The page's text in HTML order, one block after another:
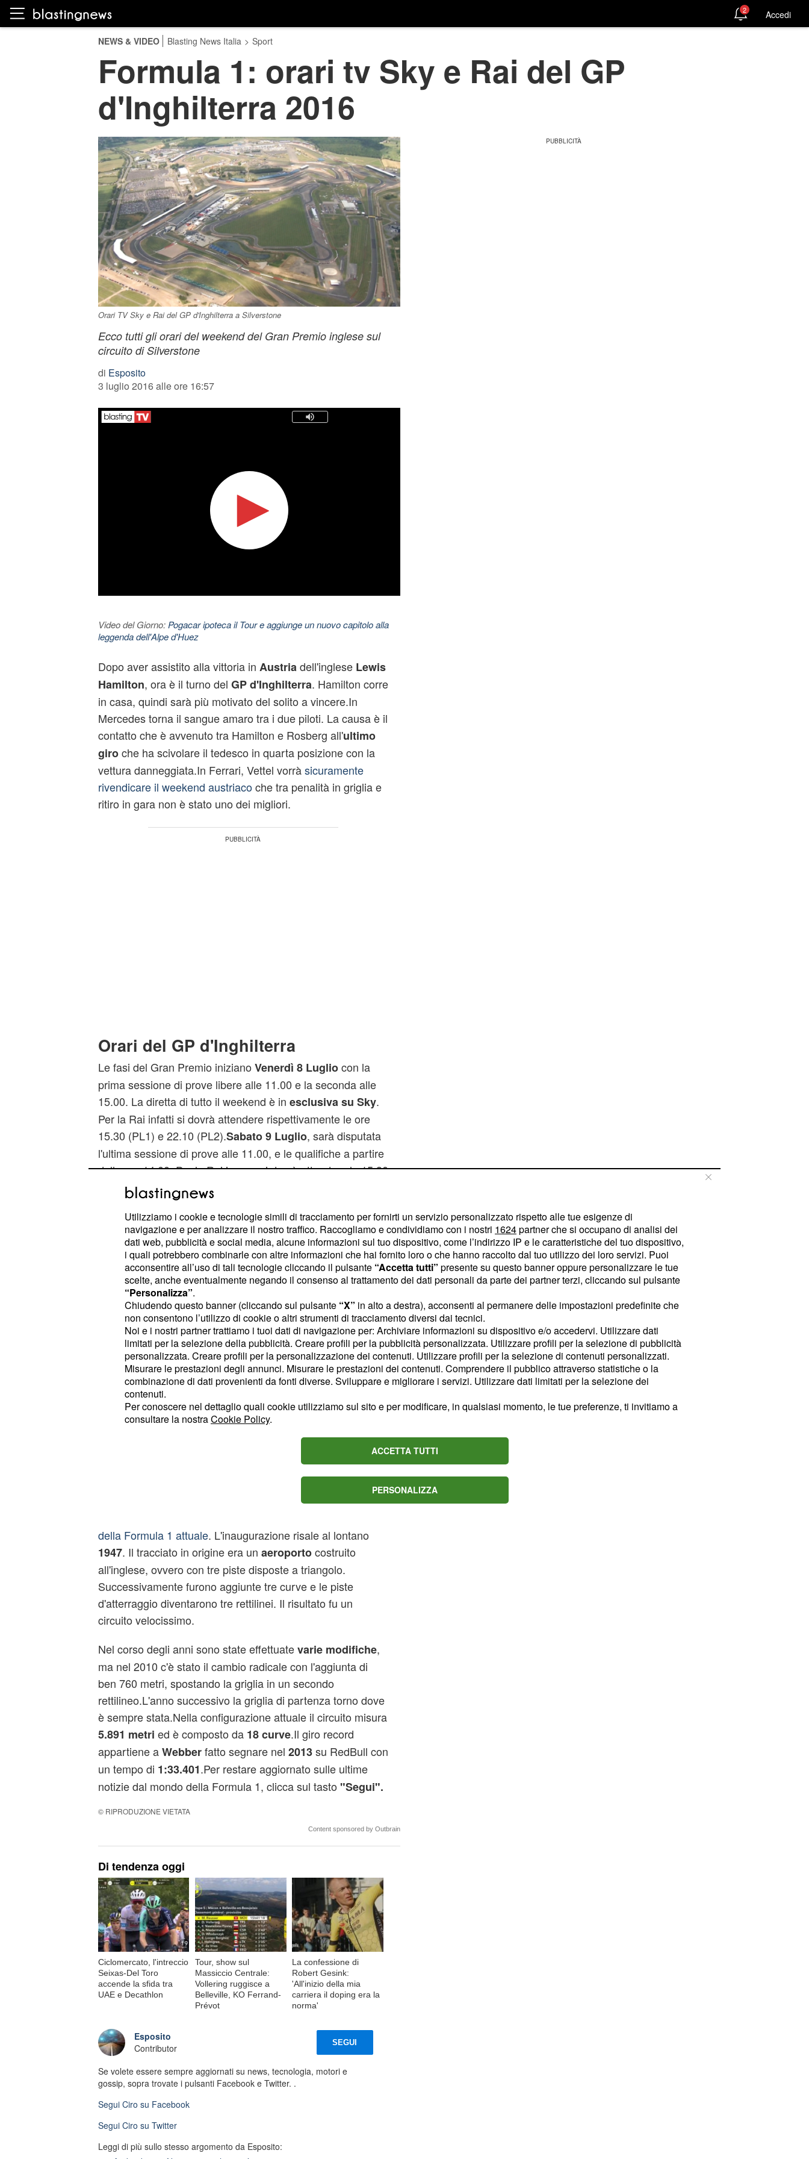
2 Accedi
NEWS & VIDEO Blasting News Italia > Sport
Formula 1: orari tv Sky e Rai del GP
d'Inghilterra 2016
Orari TV Sky e Rai del GP d'Inghilterra a Silverstone
Ecco tutti gli orari del weekend del Gran Premio inglese sul
circuito di Silverstone
di Esposito
3 luglio 2016 alle ore 16:57
Video del Giorno: Pogacar ipoteca il Tour e aggiunge un nuovo capitolo alla
leggenda dell'Alpe d'Huez
Dopo aver assistito alla vittoria in Austria dell'inglese Lewis
Hamilton, ora è il turno del GP d'Inghilterra. Hamilton corre
in casa, quindi sarà più motivato del solito a vincere.In
Mercedes torna il sangue amaro tra i due piloti. La causa è il
contatto che è avvenuto tra Hamilton e Rosberg all'ultimo
giroche ha scivolare il tedesco in quarta posizione con la
vettura danneggiata.In Ferrari, Vettel vorràsicuramente
rivendicare il weekend austriacoche tra penalità in griglia e
ritiro in gara non è stato uno dei migliori.
Orari del GP d'Inghilterra
Le fasi del Gran Premio iniziano Venerdì 8 Lugliocon la
prima sessione di prove libere alle 11.00 e la seconda alle
15.00. La diretta di tutto il weekend è in esclusiva su Sky.
Per la Rai infatti si dovrà attendere rispettivamente le ore
15.30 (PL1) e 22.10 (PL2).Sabato 9 Luglio, sarà disputata
l'ultima sessione di prove alle 11.00, e le qualifiche a partire
dalle ore 14.00. Per la Rai invece si dovrà attendere le 15.30
(PL3 su Rai Sport 2) e 18.15 (qualifiche su Rai 2).Lo
spegnimento dei semafori avverrà
14.00 in esclusiva su Sky Sport F1 e alle 18.40 si Rai 2.
Inoltre si possono seguire le fasi del GP sul sito della Rai in
streaming rispettando gli orari della TV in chiaro.
della Formula 1 attuale. L'inaugurazione risale al lontano
1947. Il tracciato in origine era un aeroportocostruito
all'inglese, ovvero con tre piste disposte a triangolo.
Successivamente furono aggiunte tre curve e le piste
d'atterraggio diventarono tre rettilinei. Il risultato fu un
circuito velocissimo.
Nel corso degli anni sono state effettuatevarie modifiche,
ma nel 2010 c'è stato il cambio radicale con l'aggiunta di
ben 760 metri, spostando la griglia in un secondo
rettilineo.L'anno successivo la griglia di partenza torno dove
è sempre stata.Nella configurazione attuale il circuito misura
5.891 metri ed è composto da 18 curve.Il giro record
appartiene aWebberfatto segnare nel 2013su RedBull con
un tempo di 1:33.401.Per restare aggiornato sulle ultime
notizie dal mondo della Formula 1, clicca sul tasto "Segui".
© RIPRODUZIONE VIETATA
Content sponsored by Outbrain
Di tendenza oggi
Ciclomercato, l'intreccio
Seixas-Del Toro
accende la sfida tra
UAE e Decathlon
Tour, show sul
Massiccio Centrale:
Vollering ruggisce a
Belleville, KO Ferrand-
Prévot
La confessione di
Robert Gesink:
'All'inizio della mia
carriera il doping era la
norma'
Esposito
Contributor
SEGUI
Se volete essere sempre aggiornati su news, tecnologia, motori e
gossip, sopra trovate i pulsanti Facebook e Twitter. .
Segui Ciro su Facebook
Segui Ciro su Twitter
Leggi di più sullo stesso argomento da Esposito:
Utilizziamo i cookie e tecnologie simili di tracciamento per fornirti un servizio personalizzato rispetto alle tue esigenze di
navigazione e per analizzare il nostro traffico. Raccogliamo e condividiamo con i nostri 1624partner che si occupano di analisi dei
dati web, pubblicità e social media, alcune informazioni sul tuo dispositivo, come l’indirizzo IP e le caratteristiche del tuo dispositivo,
i quali potrebbero combinarle con altre informazioni che hai fornito loro o che hanno raccolto dal tuo utilizzo dei loro servizi. Puoi
acconsentire all’uso di tali tecnologie cliccando il pulsante “Accetta tutti” presente su questo banner oppure personalizzare le tue
scelte, anche eventualmente negando il consenso al trattamento dei dati personali da parte dei partner terzi, cliccando sul pulsante
“Personalizza”.
Chiudendo questo banner (cliccando sul pulsante “X” in alto a destra), acconsenti al permanere delle impostazioni predefinite che
non consentono l’utilizzo di cookie o altri strumenti di tracciamento diversi dai tecnici.
Noi e i nostri partner trattiamo i tuoi dati di navigazione per: Archiviare informazioni su dispositivo e/o accedervi. Utilizzare dati
limitati per la selezione della pubblicità. Creare profili per la pubblicità personalizzata. Utilizzare profili per la selezione di pubblicità
personalizzata. Creare profili per la personalizzazione dei contenuti. Utilizzare profili per la selezione di contenuti personalizzati.
Misurare le prestazioni degli annunci. Misurare le prestazioni dei contenuti. Comprendere il pubblico attraverso statistiche o la
combinazione di dati provenienti da fonti diverse. Sviluppare e migliorare i servizi. Utilizzare dati limitati per la selezione dei
contenuti.
Per conoscere nel dettaglio quali cookie utilizziamo sul sito e per modificare, in qualsiasi momento, le tue preferenze, ti invitiamo a
consultare la nostraCookie Policy.
ACCETTA TUTTI
PERSONALIZZA